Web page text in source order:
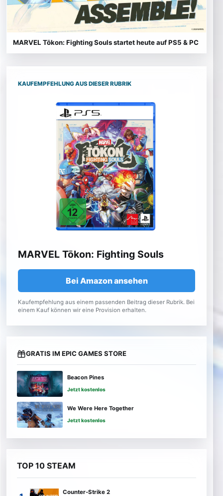
MARVEL Tōkon: Fighting Souls startet heute auf PS5 & PC
KAUFEMPFEHLUNG AUS DIESER RUBRIK
MARVEL Tōkon: Fighting Souls
Bei Amazon ansehen
Kaufempfehlung aus einem passenden Beitrag dieser Rubrik. Bei
einem Kauf können wir eine Provision erhalten.
GRATIS IM EPIC GAMES STORE
Beacon Pines
Jetzt kostenlos
We Were Here Together
Jetzt kostenlos
TOP 10 STEAM
Counter-Strike 2